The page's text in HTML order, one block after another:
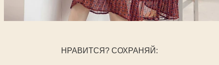
НРАВИТСЯ? СОХРАНЯЙ: